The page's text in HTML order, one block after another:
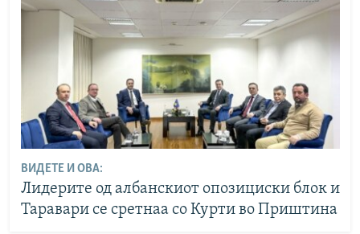
ВИДЕТЕ И ОВА:
Лидерите од албанскиот опозициски блок и
Таравари се сретнаа со Курти во Приштина